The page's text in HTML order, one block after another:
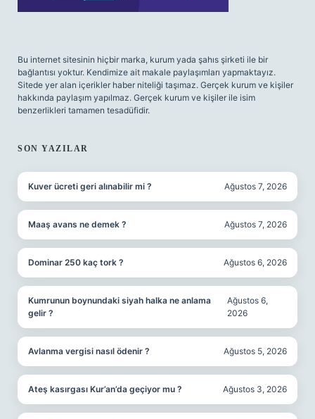
Bu internet sitesinin hiçbir marka, kurum yada şahıs şirketi ile bir
bağlantısı yoktur. Kendimize ait makale paylaşımları yapmaktayız.
Sitede yer alan içerikler haber niteliği taşımaz. Gerçek kurum ve kişiler
hakkında paylaşım yapılmaz. Gerçek kurum ve kişiler ile isim
benzerlikleri tamamen tesadüfidir.
SON YAZILAR
Kuver ücreti geri alınabilir mi ? Ağustos 7, 2026
Maaş avans ne demek ? Ağustos 7, 2026
Dominar 250 kaç tork ? Ağustos 6, 2026
Kumrunun boynundaki siyah halka ne anlama
gelir ?
Ağustos 6,
2026
Avlanma vergisi nasıl ödenir ? Ağustos 5, 2026
Ateş kasırgası Kur’an’da geçiyor mu ? Ağustos 3, 2026